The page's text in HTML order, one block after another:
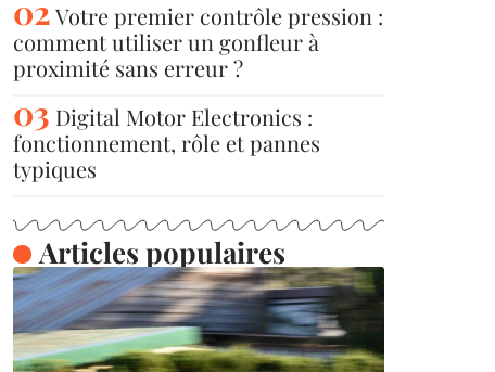
Votre premier contrôle pression :
comment utiliser un gonfleur à
proximité sans erreur ?
Digital Motor Electronics :
fonctionnement, rôle et pannes
typiques
Articles populaires